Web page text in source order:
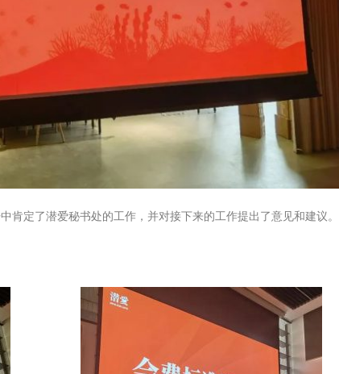
肯定了潜爱秘书处的工作，并对接下来的工作提出了意见和建议。